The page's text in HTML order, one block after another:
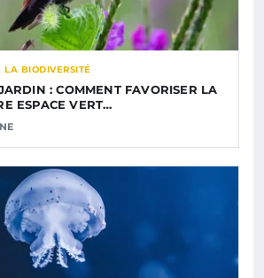
LA BIODIVERSITÉ
: COMMENT FAVORISER LA
ESPACE VERT…